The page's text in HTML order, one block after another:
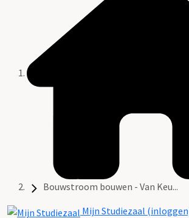
Bouwstroom bouwen - Van Keu...
Mijn Studiezaal